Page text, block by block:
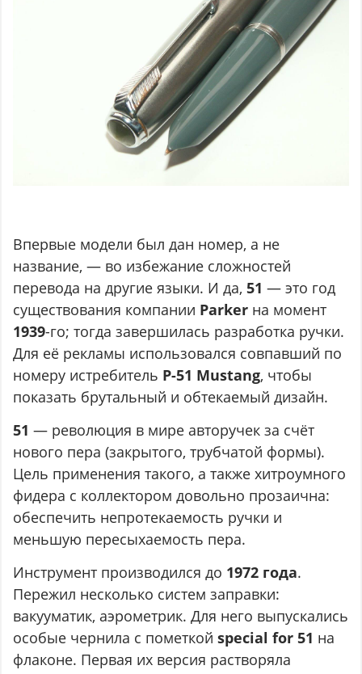
Впервые модели был дан номер, а не
название, — во избежание сложностей
перевода на другие языки. И да,51 — это год
существования компании Parker на момент
1939-го; тогда завершилась разработка ручки.
Для её рекламы использовался совпавший по
номеру истребитель P-51 Mustang, чтобы
показать брутальный и обтекаемый дизайн.
51— революция в мире авторучек за счёт
нового пера (закрытого, трубчатой формы).
Цель применения такого, а также хитроумного
фидера с коллектором довольно прозаична:
обеспечить непротекаемость ручки и
меньшую пересыхаемость пера.
Инструмент производился до 1972 года.
Пережил несколько систем заправки:
вакууматик, аэрометрик. Для него выпускались
особые чернила с пометкойspecial for 51 на
флаконе. Первая их версия растворяла